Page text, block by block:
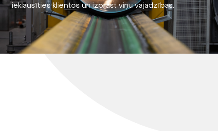
ieklausīties klientos un izprast viņu vajadzības.